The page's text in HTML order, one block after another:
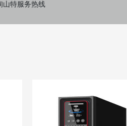
山特服务热线